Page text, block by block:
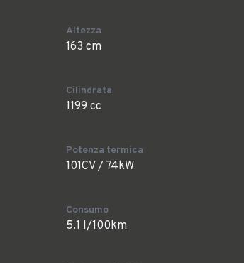
Altezza
163 cm
Cilindrata
1199 cc
Potenza termica
101CV / 74kW
Consumo
5.1 l/100km